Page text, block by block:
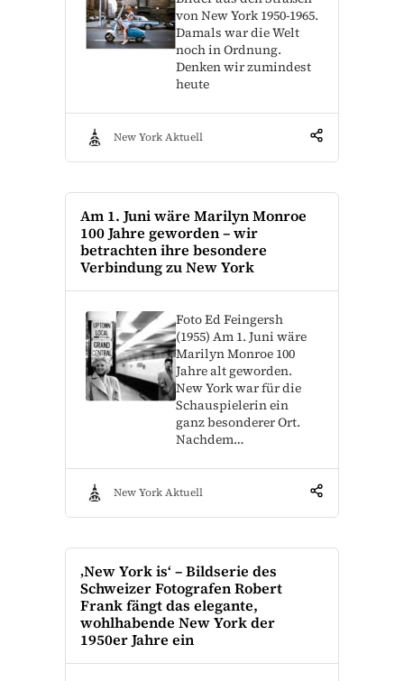
von New York 1950-1965.
Damals war die Welt
noch in Ordnung.
Denken wir zumindest
heute
New York Aktuell
Am 1. Juni wäre Marilyn Monroe
100 Jahre geworden – wir
betrachten ihre besondere
Verbindung zu New York
Foto Ed Feingersh
(1955) Am 1. Juni wäre
Marilyn Monroe 100
Jahre alt geworden.
New York war für die
Schauspielerin ein
ganz besonderer Ort.
Nachdem…
New York Aktuell
‚New York is‘ – Bildserie des
Schweizer Fotografen Robert
Frank fängt das elegante,
wohlhabende New York der
1950er Jahre ein